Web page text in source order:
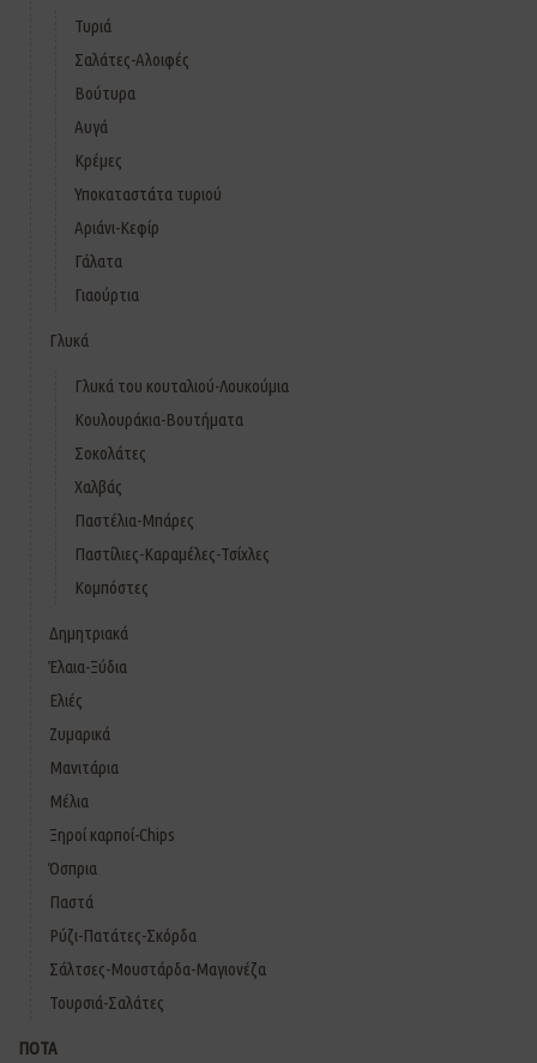
Τυριά
Σαλάτες-Αλοιφές
Βούτυρα
Αυγά
Κρέμες
Υποκαταστάτα τυριού
Αριάνι-Κεφίρ
Γάλατα
Γιαούρτια
Γλυκά
Γλυκά του κουταλιού-Λουκούμια
Κουλουράκια-Βουτήματα
Σοκολάτες
Χαλβάς
Παστέλια-Μπάρες
Παστίλιες-Καραμέλες-Τσίχλες
Κομπόστες
Δημητριακά
Έλαια-Ξύδια
Ελιές
Ζυμαρικά
Μανιτάρια
Μέλια
Ξηροί καρποί-Chips
Όσπρια
Παστά
Ρύζι-Πατάτες-Σκόρδα
Σάλτσες-Μουστάρδα-Μαγιονέζα
Τουρσιά-Σαλάτες
ΠΟΤΑ